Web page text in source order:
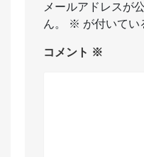
メールアドレスが
ん。
※ が付いてい
コメント ※